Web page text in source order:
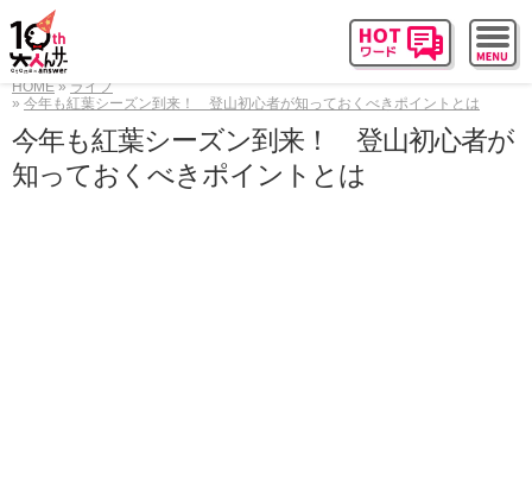
HOME
ライフ
今年も紅葉シーズン到来！ 登山初心者が知っておくべきポイントとは
今年も紅葉シーズン到来！ 登山初心者が
知っておくべきポイントとは